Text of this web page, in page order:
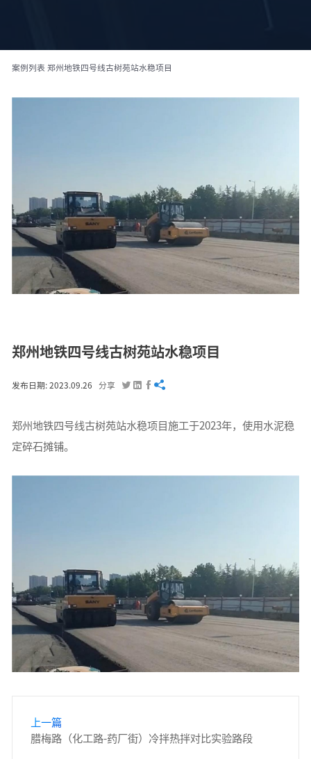
案例列表 郑州地铁四号线古树苑站水稳项目
郑州地铁四号线古树苑站水稳项目
发布日期: 2023.09.26 分享    
郑州地铁四号线古树苑站水稳项目施工于2023年，使用水泥稳
定碎石摊铺。
上一篇
腊梅路（化工路-药厂街）冷拌热拌对比实验路段